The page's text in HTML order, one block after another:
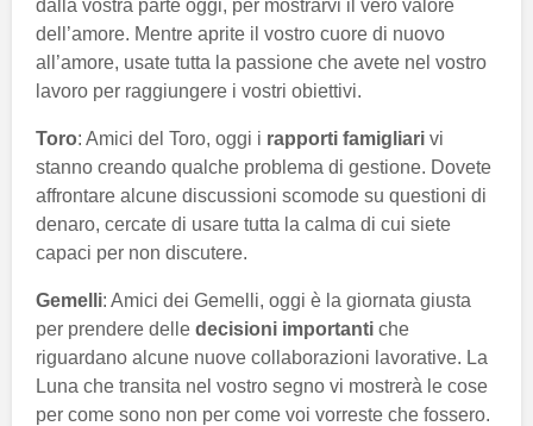
dalla vostra parte oggi, per mostrarvi il vero valore
dell’amore. Mentre aprite il vostro cuore di nuovo
all’amore, usate tutta la passione che avete nel vostro
lavoro per raggiungere i vostri obiettivi.
Toro: Amici del Toro, oggi i rapporti famigliari vi
stanno creando qualche problema di gestione. Dovete
affrontare alcune discussioni scomode su questioni di
denaro, cercate di usare tutta la calma di cui siete
capaci per non discutere.
Gemelli: Amici dei Gemelli, oggi è la giornata giusta
per prendere delle decisioni importanti che
riguardano alcune nuove collaborazioni lavorative. La
Luna che transita nel vostro segno vi mostrerà le cose
per come sono non per come voi vorreste che fossero.